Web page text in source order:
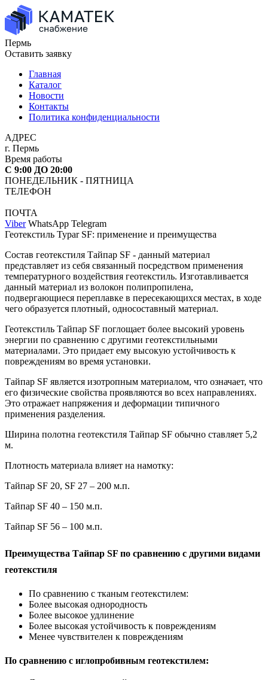
Пермь
Оставить заявку
Главная
Каталог
Новости
Контакты
Политика конфиденциальности
АДРЕС
г. Пермь
Время работы
С 9:00 ДО 20:00
ПОНЕДЕЛЬНИК - ПЯТНИЦА
ТЕЛЕФОН
ПОЧТА
ViberWhatsApp Telegram
Геотекстиль Typar SF: применение и преимущества
Состав геотекстиля Тайпар SF - данный материал
представляет из себя связанный посредством применения
температурного воздействия геотекстиль. Изготавливается
данный материал из волокон полипропилена,
подвергающиеся переплавке в пересекающихся местах, в ходе
чего образуется плотный, односоставный материал.
Геотекстиль Тайпар SF поглощает более высокий уровень
энергии по сравнению с другими геотекстильными
материалами. Это придает ему высокую устойчивость к
повреждениям во время установки.
Тайпар SF является изотропным материалом, что означает, что
его физические свойства проявляются во всех направлениях.
Это отражает напряжения и деформации типичного
применения разделения.
Ширина полотна геотекстиля Тайпар SF обычно ставляет 5,2
м.
Плотность материала влияет на намотку:
Тайпар SF 20, SF 27 – 200 м.п.
Тайпар SF 40 – 150 м.п.
Tайпар SF 56 – 100 м.п.
Преимущества Тайпар SF по сравнению с другими видами
геотекстиля
По сравнению с тканым геотекстилем:
Более высокая однородность
Более высокое удлинение
Более высокая устойчивость к повреждениям
Менее чувствителен к повреждениям
По сравнению с иглопробивным геотекстилем: